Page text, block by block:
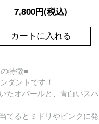
7,800円(税込)
カートに入れる
特徴■
ダントです！
たオパールと、青白いス
てるとミドリやピンクに